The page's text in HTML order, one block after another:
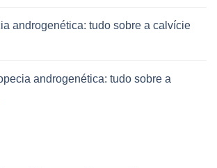
androgenética: tudo sobre a calvície
androgenética: tudo sobre a